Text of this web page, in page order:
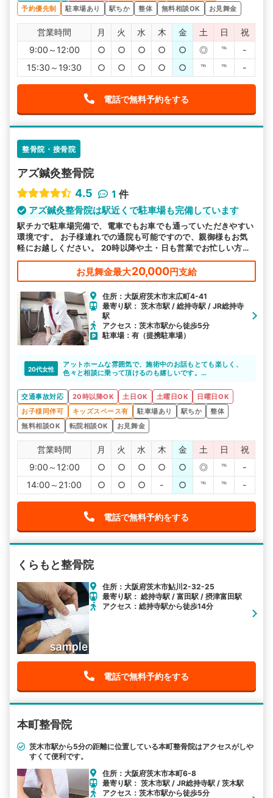
予約優先制
駐車場あり 駅ちか 整体 無料相談OK お見舞金
営業時間 月 火 水 木 金 土 日
祝
9:00～12:00
○ ○ ○ ○ ○ ◎ ℡
-
15:30～19:30
○ ○ ○ ○ ○ ℡ ℡ -
電話で無料予約をする
整骨院・接骨院
アズ鍼灸整骨院
4.5
1 件
アズ鍼灸整骨院は駅近くで駐車場も完備しています
駅チカで駐車場完備で、電車でもお車でも通っていただきやすい
環境です。 お子様連れでの通院も可能ですので、親御様もお気
軽にお越しください。 20時以降や土・日も営業でお忙しい方も
安心です。
お見舞金最大20,000円支給
住所：大阪府茨木市末広町4-41
最寄り駅： 茨木市駅 / 総持寺駅 / JR総持寺
駅
アクセス：茨木市駅から徒歩5分
駐車場：有（提携駐車場）
20代女性
アットホームな雰囲気で、施術中のお話もとても楽しく、
色々と相談に乗って頂けるのも嬉しいです。
どん楽になってきました。ありがとうございます。
交通事故対応 20時以降OK 土日OK 土曜日OK
日曜日OK
お子様同伴可
キッズスペース有 駐車場あり 駅ちか
整体
無料相談OK
転院相談OK お見舞金
営業時間 月 火 水 木 金 土 日
祝
9:00～12:00
○ ○ ○ ○ ○ ◎ ℡
-
14:00～21:00
○ ○ ○ - ○ ℡ ℡ -
電話で無料予約をする
くらもと整骨院
住所：大阪府茨木市鮎川2-32-25
最寄り駅： 総持寺駅 / 富田駅 / 摂津富田駅
アクセス：総持寺駅から徒歩14分
電話で無料予約をする
本町整骨院
茨木市駅から5分の距離に位置している本町整骨院はアクセスがしや
すくて便利です。
住所：大阪府茨木市本町6-8
最寄り駅： 茨木市駅 / JR総持寺駅 / 茨木駅
アクセス：茨木市駅から徒歩5分